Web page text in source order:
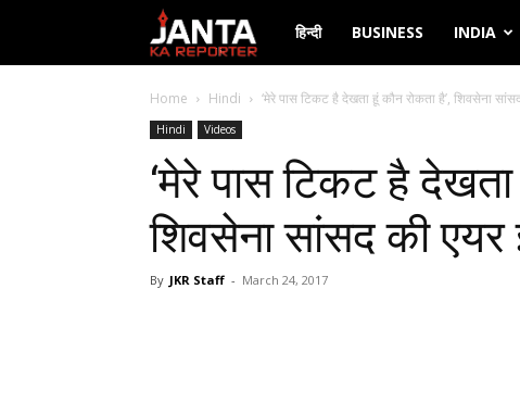
Janta
Ka
Reporter
हिन्दी BUSINESS INDIA
Home Hindi ‘मेरे पास टिकट है देखता हूं कौन रोकता है’, शिवसेना
Hindi Videos
‘मेरे पास टिकट है देखता
शिवसेना सांसद की एयर
By JKR Staff - March 24, 2017